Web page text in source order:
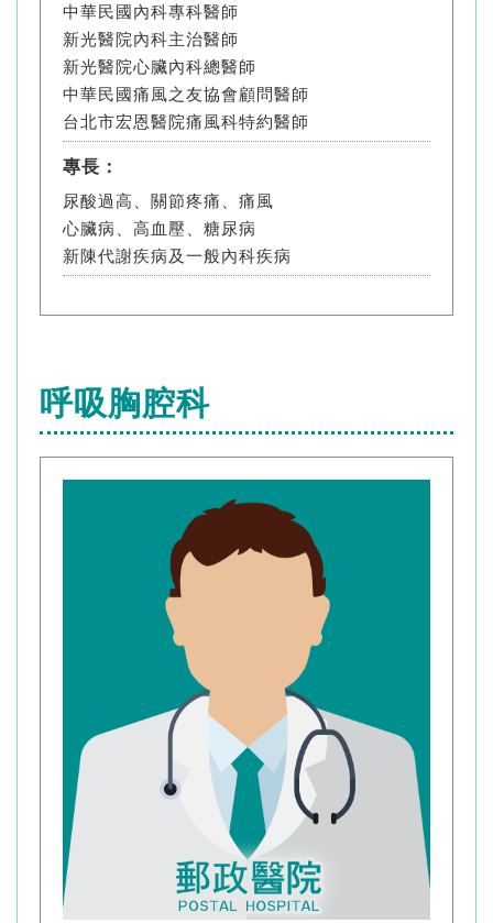
中華民國內科專科醫師
新光醫院內科主治醫師
新光醫院心臟內科總醫師
中華民國痛風之友協會顧問醫師
台北市宏恩醫院痛風科特約醫師
專長：
尿酸過高、關節疼痛、痛風
心臟病、高血壓、糖尿病
新陳代謝疾病及一般內科疾病
呼吸胸腔科